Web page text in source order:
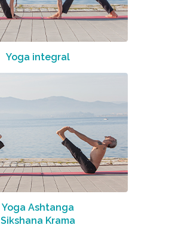
Yoga integral
Yoga Ashtanga
Sikshana Krama